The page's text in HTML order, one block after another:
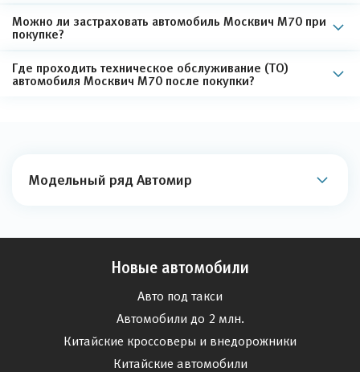
Можно ли застраховать автомобиль Москвич М70 при
покупке?
Где проходить техническое обслуживание (ТО)
автомобиля Москвич М70 после покупки?
Модельный ряд Автомир
Новые автомобили
Авто под такси
Автомобили до 2 млн.
Китайские кроссоверы и внедорожники
Китайские автомобили